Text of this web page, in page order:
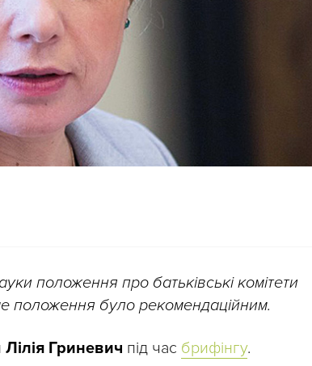
положення про батьківські комітети
положення було рекомендаційним.
Лілія Гриневич під час брифінгу.